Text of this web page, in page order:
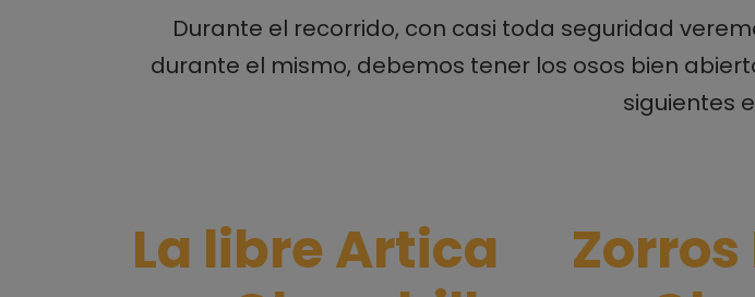
Durante el recorrido, con casi toda seguridad
durante el mismo, debemos tener los osos bien
siguientes
La libre Artica
Zorros